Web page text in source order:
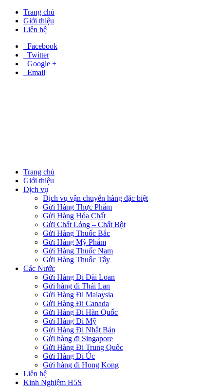
Trang chủ
Giới thiệu
Liên hệ
Facebook
Twitter
Google +
Email
Trang chủ
Giới thiệu
Dịch vụ
Dịch vụ vận chuyển hàng đặc biệt
Gửi Hàng Thực Phẩm
Gửi Hàng Hóa Chất
Gửi Chất Lỏng – Chất Bột
Gửi Hàng Thuốc Bắc
Gửi Hàng Mỹ Phẩm
Gửi Hàng Thuốc Nam
Gửi Hàng Thuốc Tây
Các Nước
Gửi Hàng Đi Đài Loan
Gửi hàng đi Thái Lan
Gửi Hàng Đi Malaysia
Gửi Hàng Đi Canada
Gửi Hàng Đi Hàn Quốc
Gửi Hàng Đi Mỹ
Gửi Hàng Đi Nhật Bản
Gửi hàng đi Singapore
Gửi Hàng Đi Trung Quốc
Gửi Hàng Đi Úc
Gửi hàng đi Hong Kong
Liên hệ
Kinh Nghiệm H5S